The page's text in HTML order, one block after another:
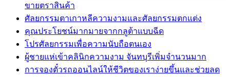
ขายตราสินค้า
ศัลยกรรมตาเกาหลีความงามและศัลยกรรมตกแต่ง
คุณประโยชน์มากมายจากกลูต้าแบบฉีด
โปรศัลยกรรมเพื่อความนับถือตนเอง
ผู้ชายแห่เข้าคลินิกความงาม จันทบุรีเพิ่มจำนวนมาก
การจองตั๋วรถออนไลน์ให้ชีวิตของเราง่ายขึ้นและช่วยลด